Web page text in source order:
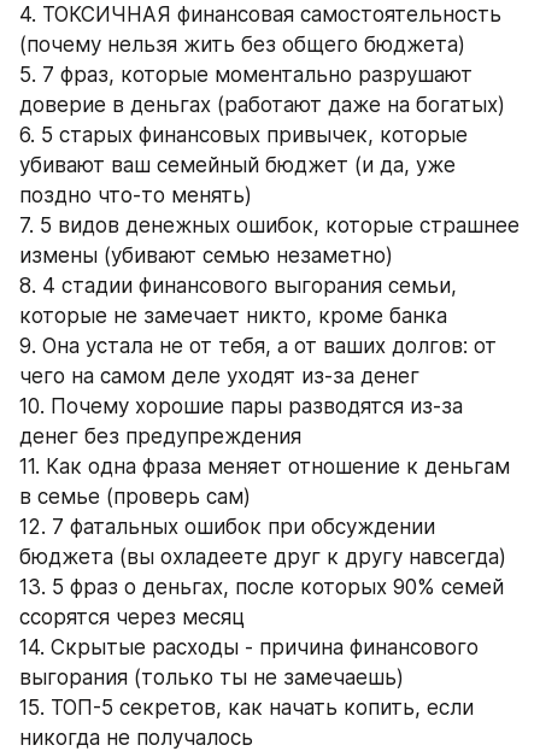
4. ТОКСИЧНАЯ финансовая самостоятельность
(почему нельзя жить без общего бюджета)
5. 7 фраз, которые моментально разрушают
доверие в деньгах (работают даже на богатых)
6. 5 старых финансовых привычек, которые
убивают ваш семейный бюджет (и да, уже
поздно что-то менять)
7. 5 видов денежных ошибок, которые страшнее
измены (убивают семью незаметно)
8. 4 стадии финансового выгорания семьи,
которые не замечает никто, кроме банка
9. Она устала не от тебя, а от ваших долгов: от
чего на самом деле уходят из-за денег
10. Почему хорошие пары разводятся из-за
денег без предупреждения
11. Как одна фраза меняет отношение к деньгам
в семье (проверь сам)
12. 7 фатальных ошибок при обсуждении
бюджета (вы охладеете друг к другу навсегда)
13. 5 фраз о деньгах, после которых 90% семей
ссорятся через месяц
14. Скрытые расходы - причина финансового
выгорания (только ты не замечаешь)
15. ТОП-5 секретов, как начать копить, если
никогда не получалось